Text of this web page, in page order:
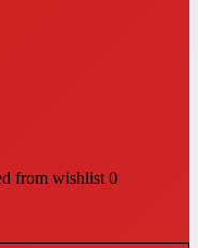
from wishlist 0